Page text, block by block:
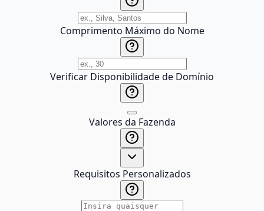
Comprimento Máximo do Nome
Verificar Disponibilidade de Domínio
Valores da Fazenda
Requisitos Personalizados